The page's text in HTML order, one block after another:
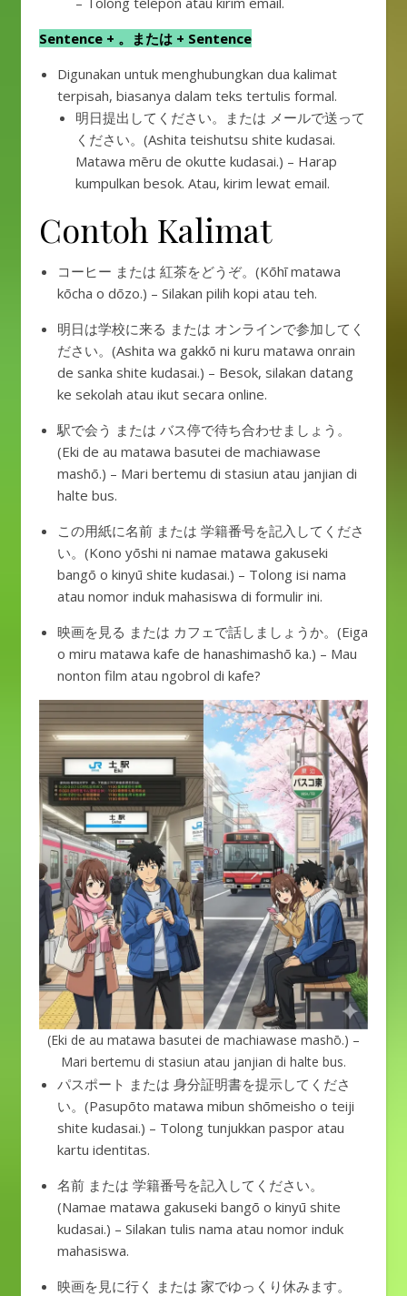
Sentence + 。または + Sentence
Digunakan untuk menghubungkan dua kalimat
terpisah, biasanya dalam teks tertulis formal.
明日提出してください。または メールで送って
ください。(Ashita teishutsu shite kudasai.
Matawa mēru de okutte kudasai.) – Harap
kumpulkan besok. Atau, kirim lewat email.
Contoh Kalimat
コーヒー または 紅茶をどうぞ。(Kōhī matawa
kōcha o dōzo.) – Silakan pilih kopi atau teh.
明日は学校に来る または オンラインで参加してく
ださい。(Ashita wa gakkō ni kuru matawa onrain
de sanka shite kudasai.) – Besok, silakan datang
ke sekolah atau ikut secara online.
駅で会う または バス停で待ち合わせましょう。
(Eki de au matawa basutei de machiawase
mashō.) – Mari bertemu di stasiun atau janjian di
halte bus.
この用紙に名前 または 学籍番号を記入してくださ
い。(Kono yōshi ni namae matawa gakuseki
bangō o kinyū shite kudasai.) – Tolong isi nama
atau nomor induk mahasiswa di formulir ini.
映画を見る または カフェで話しましょうか。(Eiga
o miru matawa kafe de hanashimashō ka.) – Mau
nonton film atau ngobrol di kafe?
(Eki de au matawa basutei de machiawase mashō.) –
Mari bertemu di stasiun atau janjian di halte bus.
パスポート または 身分証明書を提示してくださ
い。(Pasupōto matawa mibun shōmeisho o teiji
shite kudasai.) – Tolong tunjukkan paspor atau
kartu identitas.
名前 または 学籍番号を記入してください。
(Namae matawa gakuseki bangō o kinyū shite
kudasai.) – Silakan tulis nama atau nomor induk
mahasiswa.
映画を見に行く または 家でゆっくり休みます。